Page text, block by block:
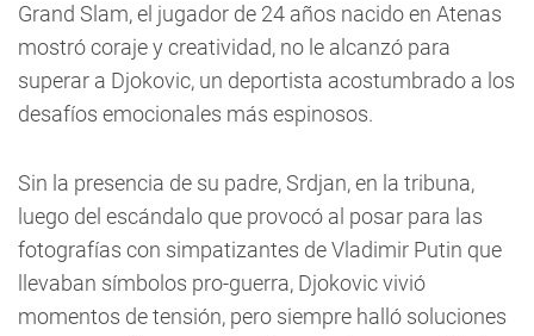
Grand Slam, el jugador de 24 años nacido en Atenas
mostró coraje y creatividad, no le alcanzó para
superar a Djokovic, un deportista acostumbrado a los
desafíos emocionales más espinosos.
Sin la presencia de su padre, Srdjan, en la tribuna,
luego del escándalo que provocó al posar para las
fotografías con simpatizantes de Vladimir Putin que
llevaban símbolos pro-guerra, Djokovic vivió
momentos de tensión, pero siempre halló soluciones